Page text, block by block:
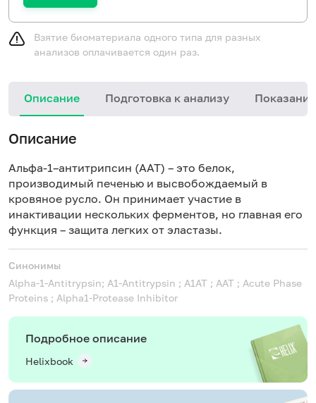
Взятие биоматериала одного типа для разных
анализов оплачивается один раз.
Описание Подготовка к анализу
Описание
Альфа-1–антитрипсин (ААТ) – это белок,
производимый печенью и высвобождаемый в
кровяное русло. Он принимает участие в
инактивации нескольких ферментов, но главная его
функция – защита легких от эластазы.
Синонимы
Alpha-1-Antitrypsin; A1-Antitrypsin ; A1AT ; AAT ; Acute Phase
Proteins ; Alpha1-Protease Inhibitor
Подробное описание
Helixbook